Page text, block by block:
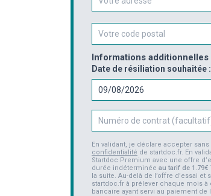
Informations additionnelles
Date de résiliation souhaitée :
Numéro de contrat
En validant, je déclare accepter
confidentialité de startdoc.fr. En
Startdoc Premium avec une offre
durée indéterminée au tarif de 1.79€
la suite. Au-delà de l’offre d’essai
startdoc.fr à prélever chaque mois
bancaire ayant servi au paiement de